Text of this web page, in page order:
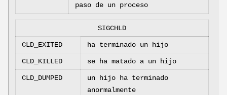
paso de un proceso
SIGCHLD
CLD_EXITED ha terminado un hijo
CLD_KILLED se ha matado a un hijo
CLD_DUMPED
un hijo ha terminado
anormalmente